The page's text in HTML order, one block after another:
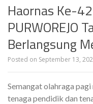
Haornas Ke-
PURWOREJO
Berlangsung
Posted on September 13,
Semangat olahraga
tenaga pendidik dan